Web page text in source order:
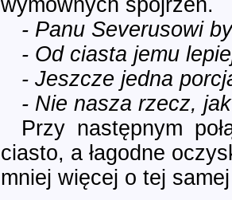
wymownych spojrzeń.
- Panu Severusowi
- Od ciasta jemu
- Jeszcze jedna
- Nie nasza rzecz,
Przy następnym
ciasto, a łagodne
mniej więcej o tej